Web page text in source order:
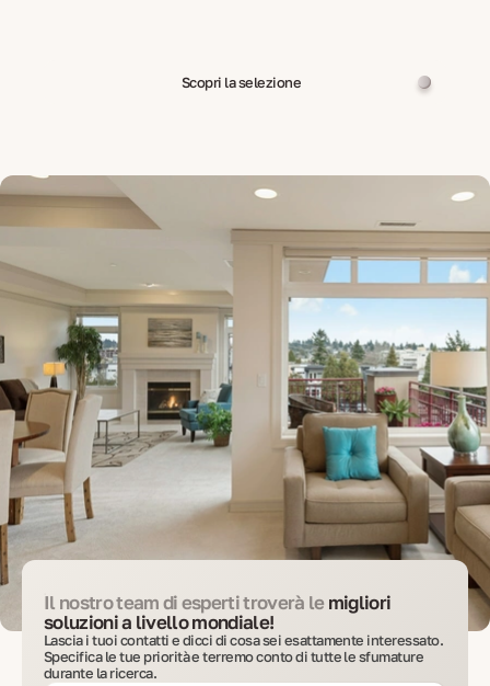
Scopri la selezione
Il nostro team di esperti troverà lemigliori
soluzioni a livello mondiale!
Lascia i tuoi contatti e dicci di cosa sei esattamente interessato.
Specifica le tue priorità e terremo conto di tutte le sfumature
durante la ricerca.